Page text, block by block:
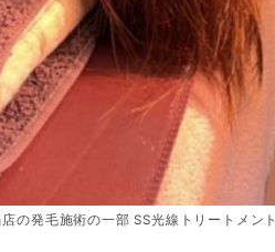
店の発毛施術の一部 SS光線トリートメント